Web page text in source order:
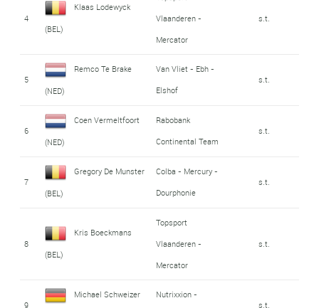
4
Klaas Lodewyck
(BEL)
Vlaanderen -
Mercator
s.t.
5
Remco Te Brake
(NED)
Van Vliet - Ebh -
Elshof
s.t.
6
Coen Vermeltfoort
(NED)
Rabobank
Continental Team
s.t.
7
Gregory De Munster
(BEL)
Colba - Mercury -
Dourphonie
s.t.
8
Kris Boeckmans
(BEL)
Topsport
Vlaanderen -
Mercator
s.t.
9
Michael Schweizer
Nutrixxion -
s.t.